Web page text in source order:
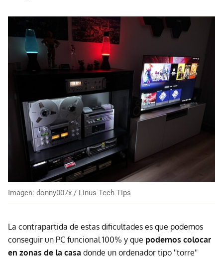
Imagen: donny007x / Linus Tech Tips
La contrapartida de estas dificultades es que podemos
conseguir un PC funcional 100% y que podemos colocar
en zonas de la casa donde un ordenador tipo ''torre''